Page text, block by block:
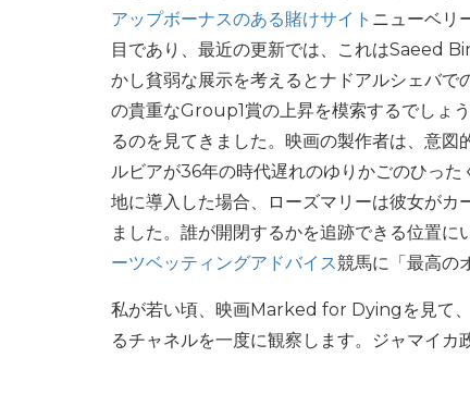
アップボーナスのある賭けサイト ニューベリ
目であり、最近の更新では、これはSaeed
かし貧弱な展示を考えるとナドアルシェバで
の貴重なGroup1賞の上昇を模索するでしょ
るのを見てきました。映画の製作者は、意
ルビアが36年の時代遅れのゆりかごのひっ
地に導入した場合、ローズマリーは彼女がカ
ました。誰が開閉するかを追跡できる位置に
ーツベッティングアドバイス競馬に「最高の
私が若い頃、映画Marked for Dyingを見て
るチャネルを一度に観察します。ジャマイカ